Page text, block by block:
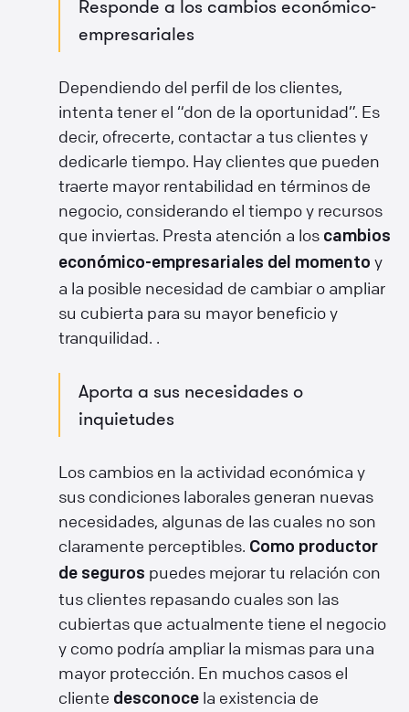
Responde a los cambios económico-
empresariales
Dependiendo del perfil de los clientes,
intenta tener el “don de la oportunidad”. Es
decir, ofrecerte, contactar a tus clientes y
dedicarle tiempo. Hay clientes que pueden
traerte mayor rentabilidad en términos de
negocio, considerando el tiempo y recursos
que inviertas. Presta atención a los cambios
económico-empresariales del momento y
a la posible necesidad de cambiar o ampliar
su cubierta para su mayor beneficio y
tranquilidad. .
Aporta a sus necesidades o
inquietudes
Los cambios en la actividad económica y
sus condiciones laborales generan nuevas
necesidades, algunas de las cuales no son
claramente perceptibles. Como productor
de seguros puedes mejorar tu relación con
tus clientes repasando cuales son las
cubiertas que actualmente tiene el negocio
y como podría ampliar la mismas para una
mayor protección. En muchos casos el
cliente desconoce la existencia de